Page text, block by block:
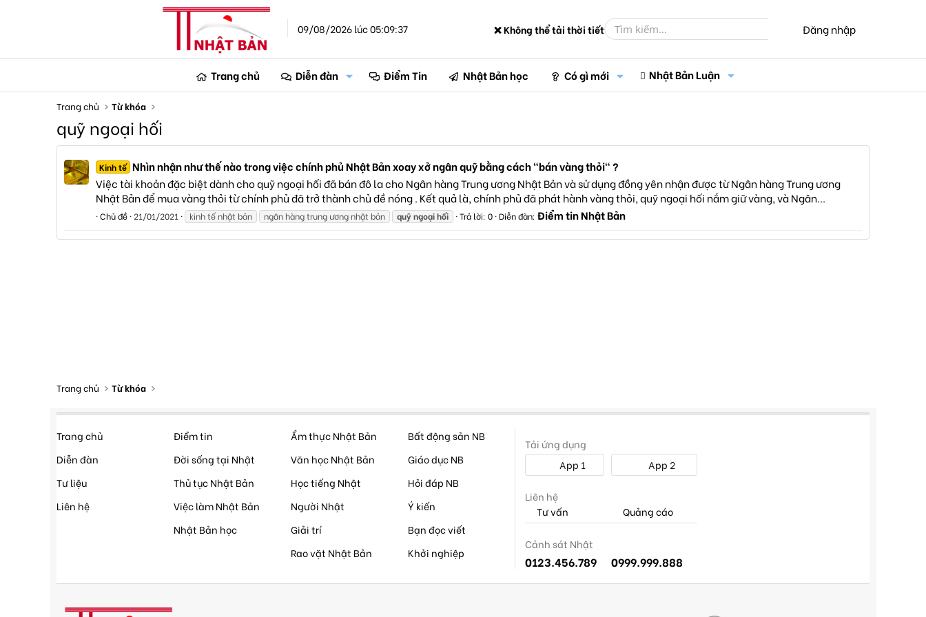
09/08/2026 lúc 05:09:37 ❌ Không thể tải thời tiết Đăng nhập
Trang chủ Diễn đàn Điểm Tin Nhật Bản học Có gì mới Nhật Bản Luận
Trang chủ Từ khóa
quỹ ngoại hối
Kinh tế Nhìn nhận như thế nào trong việc chính phủ Nhật Bản xoay xở ngân quỹ bằng cách "bán vàng thỏi" ?
Việc tài khoản đặc biệt dành cho quỹ ngoại hối đã bán đô la cho Ngân hàng Trung ương Nhật Bản và sử dụng đồng yên nhận được từ Ngân hàng Trung ương
Nhật Bản để mua vàng thỏi từ chính phủ đã trở thành chủ đề nóng . Kết quả là, chính phủ đã phát hành vàng thỏi, quỹ ngoại hối nắm giữ vàng, và Ngân...
Chủ đề 21/01/2021 kinh tế nhật bản ngân hàng trung ương nhật bản quỹngoạihối Trả lời: 0 Diễn đàn: Điểm tin Nhật Bản
Trang chủ Từ khóa
Trang chủ
Diễn đàn
Tư liệu
Liên hệ
Điểm tin
Đời sống tại Nhật
Thủ tục Nhật Bản
Việc làm Nhật Bản
Nhật Bản học
Ẩm thực Nhật Bản
Văn học Nhật Bản
Học tiếng Nhật
Người Nhật
Giải trí
Rao vặt Nhật Bản
Bất động sản NB
Giáo dục NB
Hỏi đáp NB
Ý kiến
Bạn đọc viết
Khởi nghiệp
Tải ứng dụng
App 1
App 2
Liên hệ
Tư vấn
Quảng cáo
Cảnh sát Nhật
0123.456.789 0999.999.888